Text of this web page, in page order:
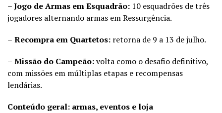
–Jogo de Armas em Esquadrão: 10 esquadrões de três
jogadores alternando armas em Ressurgência.
– Recompra em Quartetos: retorna de 9 a 13 de julho.
– Missão do Campeão:volta como o desafio definitivo,
com missões em múltiplas etapas e recompensas
lendárias.
Conteúdo geral: armas, eventos e loja